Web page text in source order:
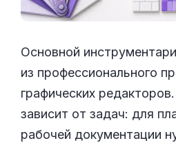
Основной
из профессионального
графических
зависит от задач: для
рабочей документации